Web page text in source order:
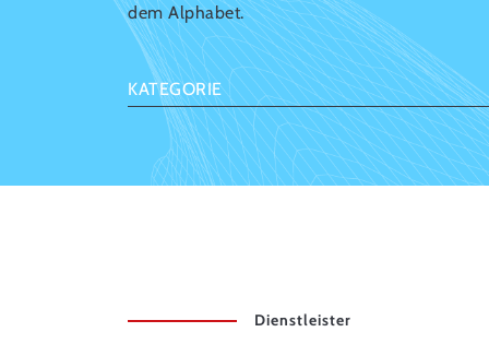
dem Alphabet.
KATEGORIE
Dienstleister